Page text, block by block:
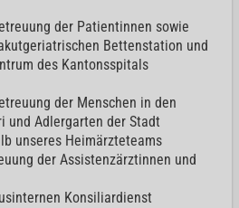
der Patientinnen sowie
Bettenstation und
des Kantonsspitals
der Menschen in den
und Adlergarten der Stadt
unseres Heimärzteteams
der Assistenzärztinnen und
Konsiliardienst